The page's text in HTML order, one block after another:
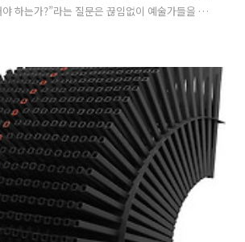
하는가?”라는 질문은 끊임없이 예술가들을 괴
로나 바이러스 이후의 변화에도 지속되어야 할
의식은 가지고 있었지만 생명에 대한 위협은 없었
던 문제들이 떠오르게 된 것이다. 이러한 위기감
어떤 실천을 할 수 있을 지 다시금 고민하게 된
엇을 해야 하는가?’는 ‘나/우리는 무엇을 해야 하
듯하다. 이상기후로 지구가 변하고 있다는 것..